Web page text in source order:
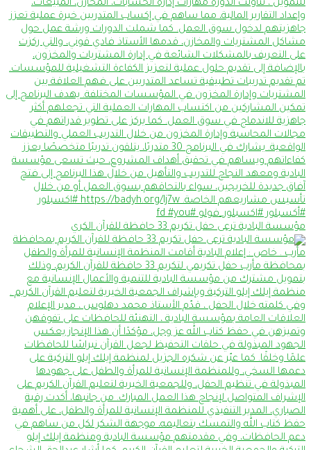
مؤسسة البادية ترعى حفل تكريم 33 حافظة للقرآن الكري